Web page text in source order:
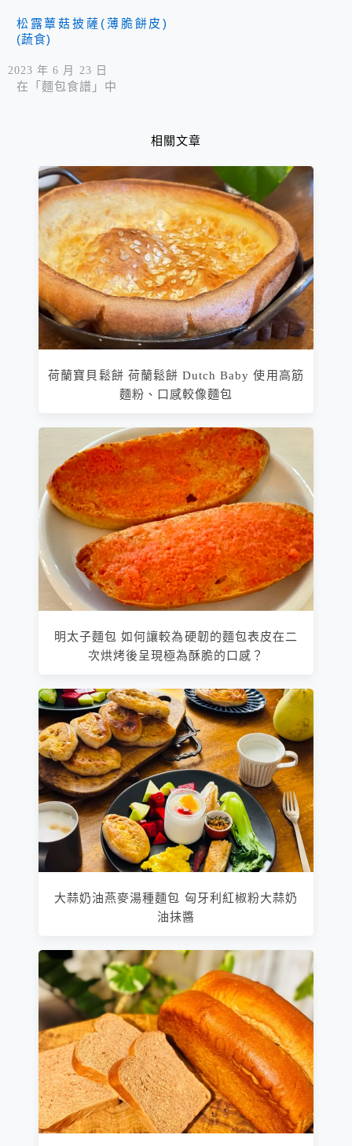
松露蕈菇披薩(薄脆餅皮)
(蔬食)
2023 年 6 月 23 日
在「麵包食譜」中
相關文章
荷蘭寶貝鬆餅 荷蘭鬆餅 Dutch Baby 使用高筋
麵粉、口感較像麵包
明太子麵包 如何讓較為硬韌的麵包表皮在二
次烘烤後呈現極為酥脆的口感？
大蒜奶油燕麥湯種麵包 匈牙利紅椒粉大蒜奶
油抹醬